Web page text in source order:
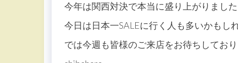
今年は関西対決で本当に盛り上がりました
今日は日本一SALEに行く人も多いかもし
では今週も皆様のご来店をお待ちしており